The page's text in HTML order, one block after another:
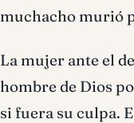
muchacho murió
La mujer ante el
hombre de Dios
si fuera su culpa.